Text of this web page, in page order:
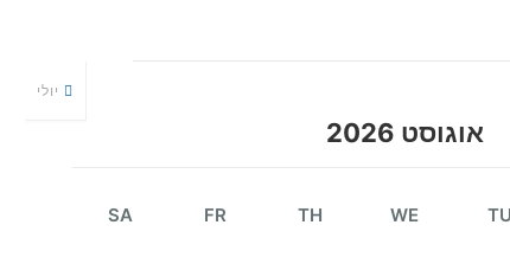
יולי
אוגוסט 2026
TU
WE
TH
FR
SA